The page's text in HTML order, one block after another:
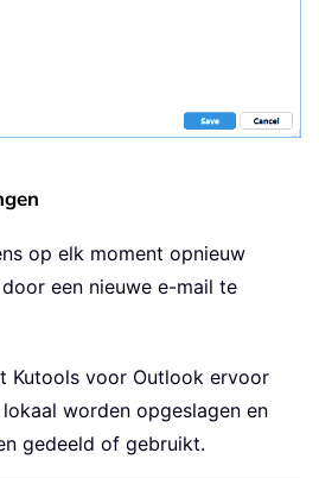
op elk moment opnieuw
een nieuwe e-mail te
Kutools voor Outlook ervoor
worden opgeslagen en
gedeeld of gebruikt.